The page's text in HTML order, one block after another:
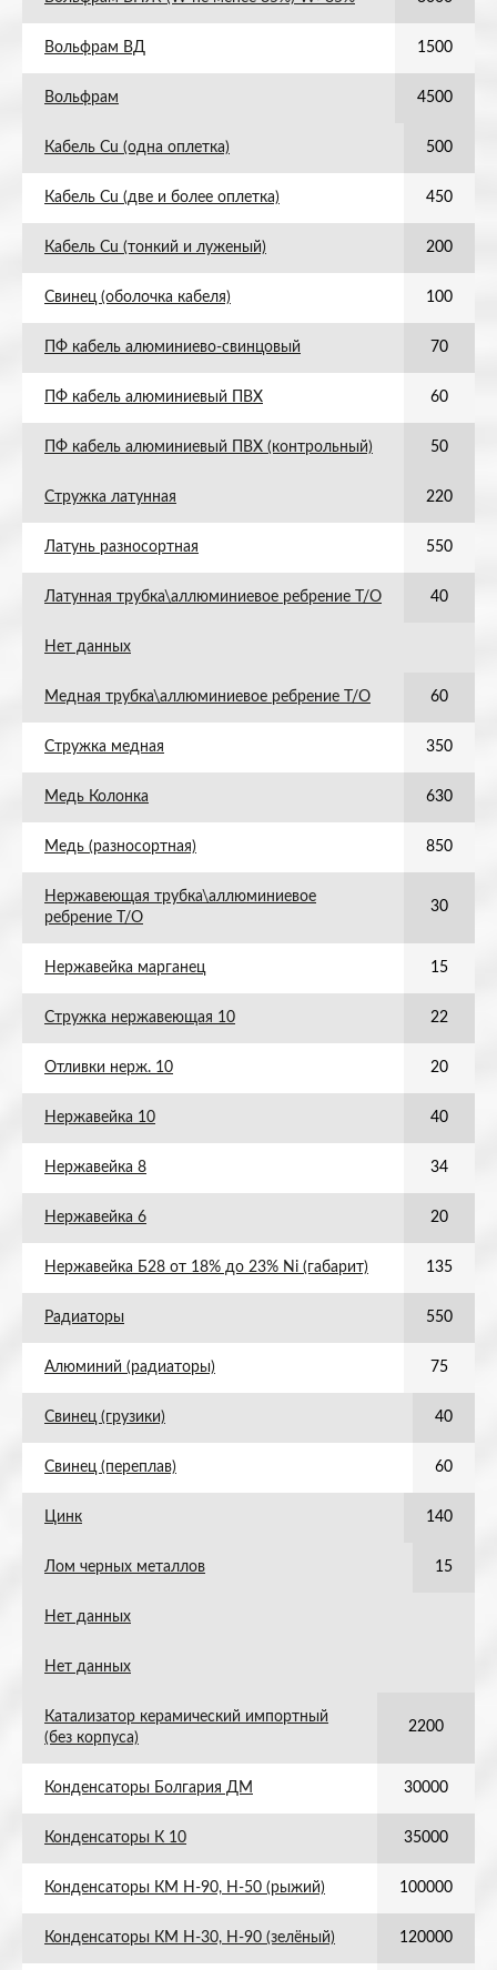
Вольфрам ВД 1500
Вольфрам 4500
Кабель Cu (одна оплетка) 500
Кабель Cu (две и более оплетка) 450
Кабель Cu (тонкий и луженый) 200
Свинец (оболочка кабеля) 100
ПФ кабель алюминиево-свинцовый 70
ПФ кабель алюминиевый ПВХ 60
ПФ кабель алюминиевый ПВХ (контрольный) 50
Стружка латунная 220
Латунь разносортная 550
Латунная трубка\аллюминиевое ребрение Т/О 40
Нет данных
Медная трубка\аллюминиевое ребрение Т/О 60
Стружка медная 350
Медь Колонка 630
Медь (разносортная) 850
Нержавеющая трубка\аллюминиевое
ребрение Т/О
30
Нержавейка марганец 15
Стружка нержавеющая 10 22
Отливки нерж. 10 20
Нержавейка 10 40
Нержавейка 8 34
Нержавейка 6 20
Нержавейка Б28 от 18% до 23% Ni (габарит) 135
Радиаторы 550
Алюминий (радиаторы) 75
Свинец (грузики) 40
Свинец (переплав) 60
Цинк 140
Лом черных металлов 15
Нет данных
Нет данных
Катализатор керамический импортный
(без корпуса)
2200
Конденсаторы Болгария ДМ 30000
Конденсаторы К 10 35000
Конденсаторы КМ Н-90, Н-50 (рыжий) 100000
Конденсаторы КМ Н-30, Н-90 (зелёный) 120000